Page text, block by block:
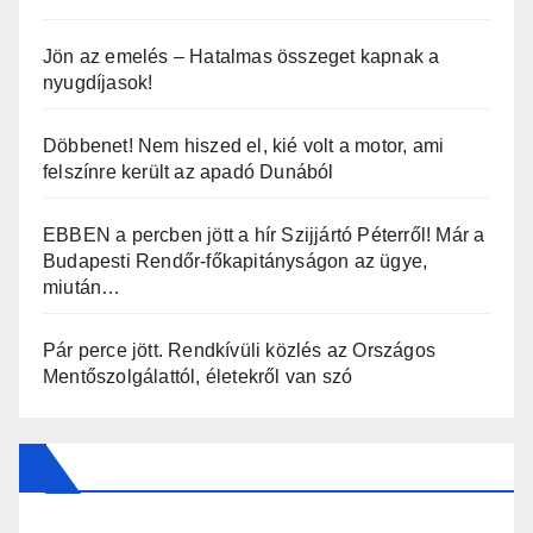
Jön az emelés – Hatalmas összeget kapnak a
nyugdíjasok!
Döbbenet! Nem hiszed el, kié volt a motor, ami
felszínre került az apadó Dunából
EBBEN a percben jött a hír Szijjártó Péterről! Már a
Budapesti Rendőr-főkapitányságon az ügye,
miután…
Pár perce jött. Rendkívüli közlés az Országos
Mentőszolgálattól, életekről van szó